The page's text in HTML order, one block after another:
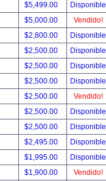
$5,499.00
Disponible
$5,000.00
Vendido!
$2,800.00
Disponible
$2,500.00
Disponible
$2,500.00
Disponible
$2,500.00
Disponible
$2,500.00
Vendido!
$2,500.00
Disponible
$2,500.00
Disponible
$2,495.00
Disponible
$1,995.00
Disponible
$1,900.00
Vendido!